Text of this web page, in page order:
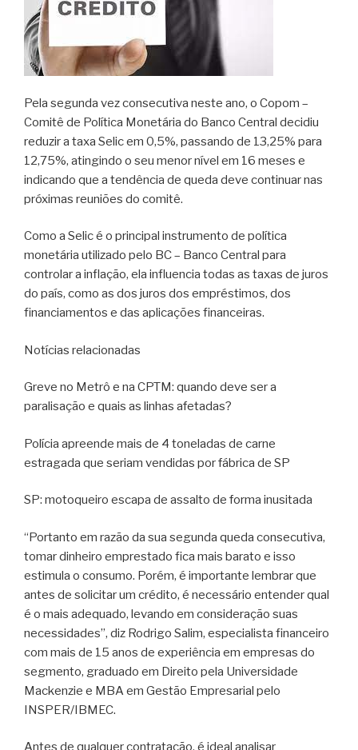
Pela segunda vez consecutiva neste ano, o Copom –
Comitê de Política Monetária do Banco Central decidiu
reduzir a taxa Selic em 0,5%, passando de 13,25% para
12,75%, atingindo o seu menor nível em 16 meses e
indicando que a tendência de queda deve continuar nas
próximas reuniões do comitê.
Como a Selic é o principal instrumento de política
monetária utilizado pelo BC – Banco Central para
controlar a inflação, ela influencia todas as taxas de juros
do país, como as dos juros dos empréstimos, dos
financiamentos e das aplicações financeiras.
Notícias relacionadas
Greve no Metrô e na CPTM: quando deve ser a
paralisação e quais as linhas afetadas?
Polícia apreende mais de 4 toneladas de carne
estragada que seriam vendidas por fábrica de SP
SP: motoqueiro escapa de assalto de forma inusitada
“Portanto em razão da sua segunda queda consecutiva,
tomar dinheiro emprestado fica mais barato e isso
estimula o consumo. Porém, é importante lembrar que
antes de solicitar um crédito, é necessário entender qual
é o mais adequado, levando em consideração suas
necessidades”, diz Rodrigo Salim, especialista financeiro
com mais de 15 anos de experiência em empresas do
segmento, graduado em Direito pela Universidade
Mackenzie e MBA em Gestão Empresarial pelo
INSPER/IBMEC.
Antes de qualquer contratação, é ideal analisar